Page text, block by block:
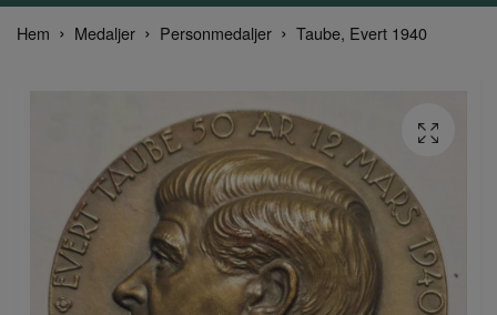
Hem Medaljer Personmedaljer Taube, Evert 1940